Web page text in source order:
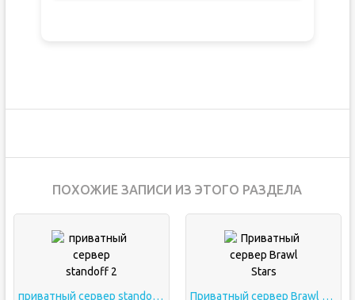
ПОХОЖИЕ ЗАПИСИ ИЗ ЭТОГО РАЗДЕЛА
приватный сервер standoff 2 Приватный сервер Brawl Stars